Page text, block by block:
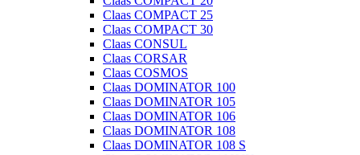
Claas COMPACT 25
Claas COMPACT 30
Claas CONSUL
Claas CORSAR
Claas COSMOS
Claas DOMINATOR 100
Claas DOMINATOR 105
Claas DOMINATOR 106
Claas DOMINATOR 108
Claas DOMINATOR 108 S